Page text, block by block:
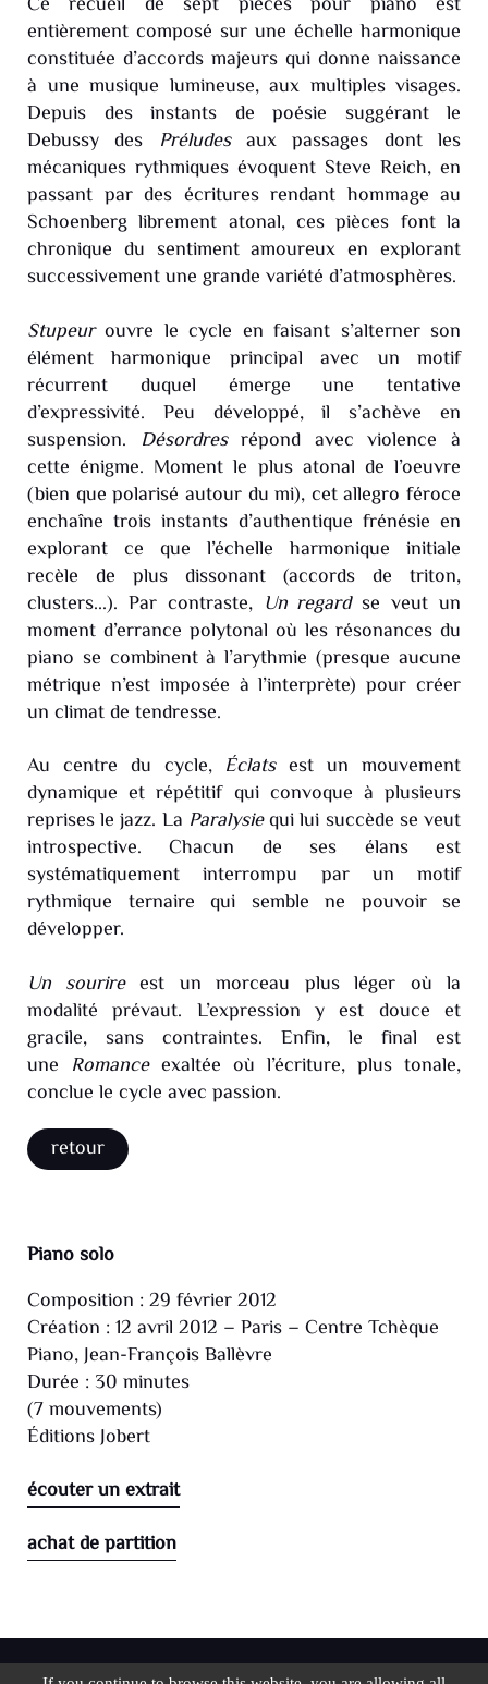
entièrement composé sur une échelle harmonique
constituée d’accords majeurs qui donne naissance
à une musique lumineuse, aux multiples visages.
Depuis des instants de poésie suggérant le
Debussy des Préludesaux passages dont les
mécaniques rythmiques évoquent Steve Reich, en
passant par des écritures rendant hommage au
Schoenberg librement atonal, ces pièces font la
chronique du sentiment amoureux en explorant
successivement une grande variété d’atmosphères.
Stupeurouvre le cycle en faisant s’alterner son
élément harmonique principal avec un motif
récurrent duquel émerge une tentative
d’expressivité. Peu développé, il s’achève en
suspension. Désordresrépond avec violence à
cette énigme. Moment le plus atonal de l’oeuvre
(bien que polarisé autour du mi), cet allegro féroce
enchaîne trois instants d’authentique frénésie en
explorant ce que l’échelle harmonique initiale
recèle de plus dissonant (accords de triton,
clusters...). Par contraste, Un regardse veut un
moment d’errance polytonal où les résonances du
piano se combinent à l’arythmie (presque aucune
métrique n’est imposée à l’interprète) pour créer
un climat de tendresse.
Au centre du cycle, Éclatsest un mouvement
dynamique et répétitif qui convoque à plusieurs
reprises le jazz. La Paralysiequi lui succède se veut
introspective. Chacun de ses élans est
systématiquement interrompu par un motif
rythmique ternaire qui semble ne pouvoir se
développer.
Un sourireest un morceau plus léger où la
modalité prévaut. L’expression y est douce et
gracile, sans contraintes. Enfin, le final est
une Romanceexaltée où l’écriture, plus tonale,
conclue le cycle avec passion.
retour
Piano solo
Composition : 29 février 2012
Création : 12 avril 2012 – Paris – Centre Tchèque
Piano, Jean-François Ballèvre
Durée : 30 minutes
(7 mouvements)
Éditions Jobert
écouter un extrait
achat de partition
mentions légales